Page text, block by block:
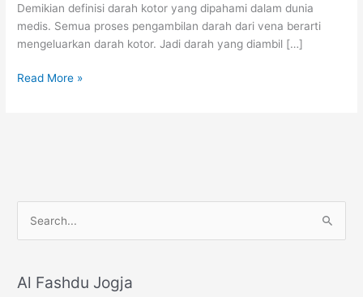
Demikian definisi darah kotor yang dipahami dalam dunia
medis. Semua proses pengambilan darah dari vena berarti
mengeluarkan darah kotor. Jadi darah yang diambil […]
Perbedaan
Read More »
r
Al Fashdu Jogja